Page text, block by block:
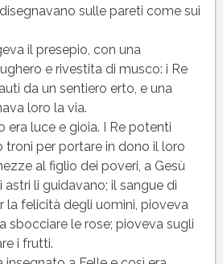
sulle pareti come sui
il presepio, con una
e rivestita di musco: i Re
da un sentiero erto, e una
loro la via.
luce e gioia. I Re potenti
troni per portare in dono il loro
al figlio dei poveri, a Gesù
li guidavano; il sangue di
la felicità degli uomini, pioveva
sbocciare le rose; pioveva sugli
i frutti.